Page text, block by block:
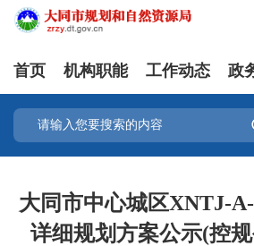
首页 机构职能 工作动态 政
大同市中心城区XNTJ-
详细规划方案公示(控规